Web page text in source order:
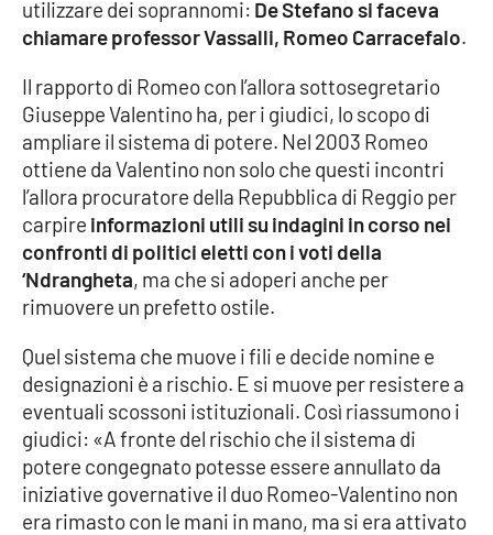
utilizzare dei soprannomi: De Stefano si faceva
chiamare professor Vassalli, Romeo Carracefalo.
Il rapporto di Romeo con l’allora sottosegretario
Giuseppe Valentino ha, per i giudici, lo scopo di
ampliare il sistema di potere. Nel 2003 Romeo
ottiene da Valentino non solo che questi incontri
l’allora procuratore della Repubblica di Reggio per
carpire informazioni utili su indagini in corso nei
confronti di politici eletti con i voti della
‘Ndrangheta, ma che si adoperi anche per
rimuovere un prefetto ostile.
Quel sistema che muove i fili e decide nomine e
designazioni è a rischio. E si muove per resistere a
eventuali scossoni istituzionali. Così riassumono i
giudici: «A fronte del rischio che il sistema di
potere congegnato potesse essere annullato da
iniziative governative il duo Romeo-Valentino non
era rimasto con le mani in mano, ma si era attivato